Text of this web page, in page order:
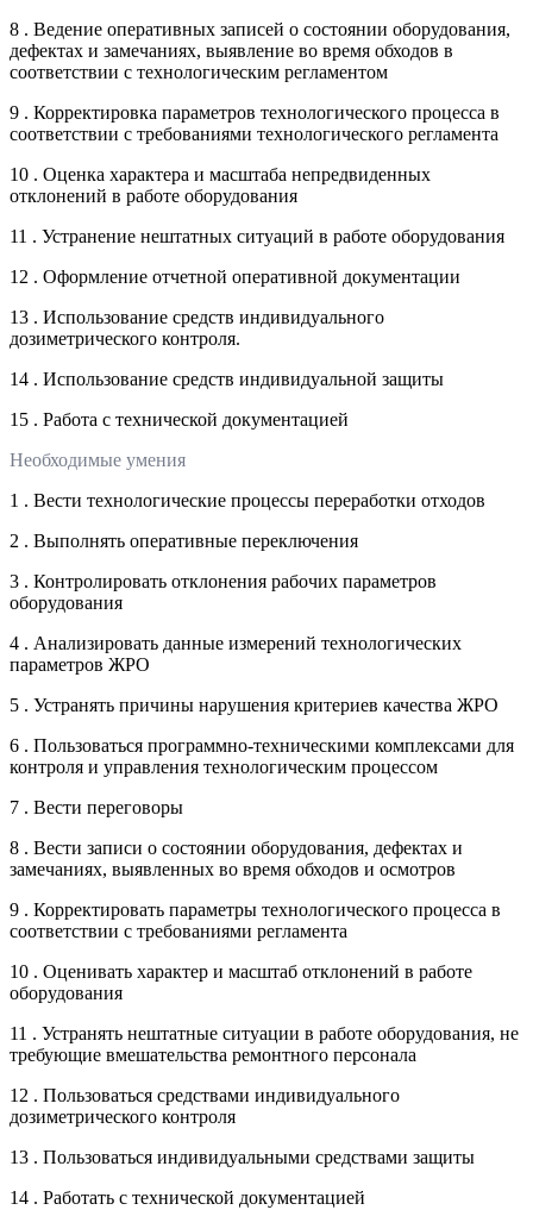
8 . Ведение оперативных записей о состоянии оборудования,
дефектах и замечаниях, выявление во время обходов в
соответствии с технологическим регламентом
9 . Корректировка параметров технологического процесса в
соответствии с требованиями технологического регламента
10 . Оценка характера и масштаба непредвиденных
отклонений в работе оборудования
11 . Устранение нештатных ситуаций в работе оборудования
12 . Оформление отчетной оперативной документации
13 . Использование средств индивидуального
дозиметрического контроля.
14 . Использование средств индивидуальной защиты
15 . Работа с технической документацией
Необходимые умения
1 . Вести технологические процессы переработки отходов
2 . Выполнять оперативные переключения
3 . Контролировать отклонения рабочих параметров
оборудования
4 . Анализировать данные измерений технологических
параметров ЖРО
5 . Устранять причины нарушения критериев качества ЖРО
6 . Пользоваться программно-техническими комплексами для
контроля и управления технологическим процессом
7 . Вести переговоры
8 . Вести записи о состоянии оборудования, дефектах и
замечаниях, выявленных во время обходов и осмотров
9 . Корректировать параметры технологического процесса в
соответствии с требованиями регламента
10 . Оценивать характер и масштаб отклонений в работе
оборудования
11 . Устранять нештатные ситуации в работе оборудования, не
требующие вмешательства ремонтного персонала
12 . Пользоваться средствами индивидуального
дозиметрического контроля
13 . Пользоваться индивидуальными средствами защиты
14 . Работать с технической документацией